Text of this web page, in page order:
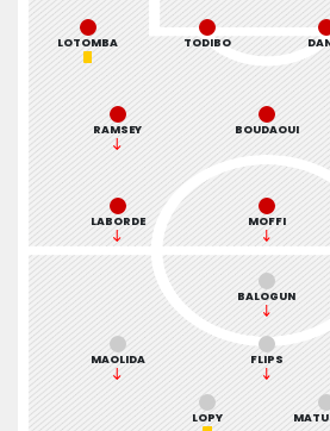
TODIBO
LOTOMBA
BOUDAOUI
RAMSEY
MOFFI
LABORDE
FLIPS
MAOLIDA
LOPY
BALOGUN